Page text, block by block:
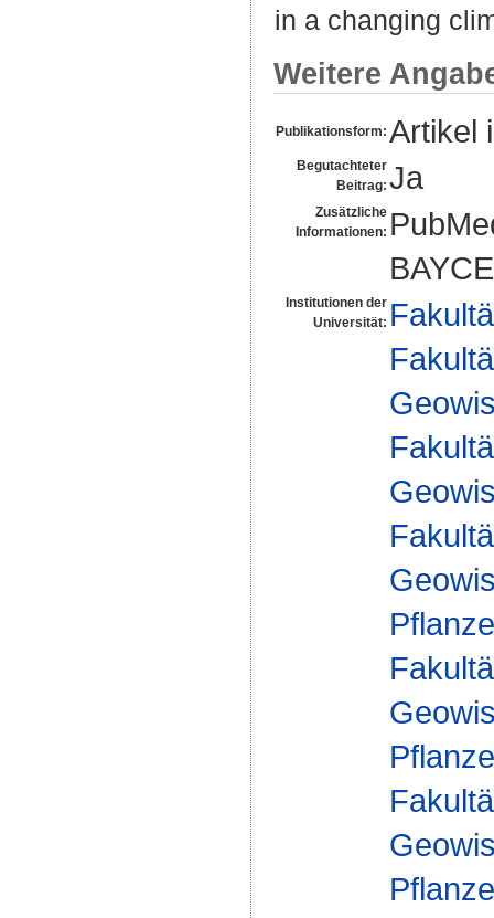
in a changing
Weitere
Publikationsform: Artikel
Begutachteter
Beitrag: Ja
Zusätzliche
Informationen:
Institutionen der
Universität: